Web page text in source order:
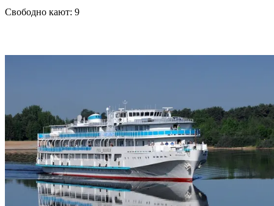
Свободно кают: 9